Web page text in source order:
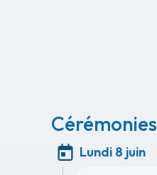
Cérémonies
Lundi 8 juin